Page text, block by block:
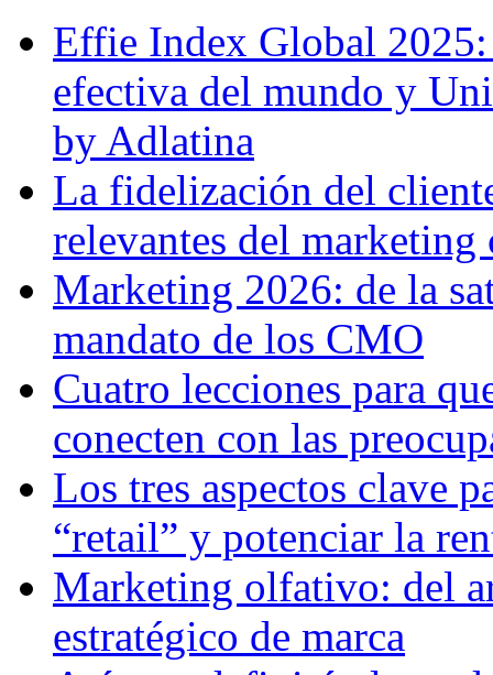
Effie Index Global 2025:
efectiva del mundo y
by Adlatina
La fidelización del
relevantes del
Marketing 2026: de la
mandato de los CMO
Cuatro lecciones para
conecten con las
Los tres aspectos clave
“retail” y potenciar la
Marketing olfativo: del
estratégico de marca